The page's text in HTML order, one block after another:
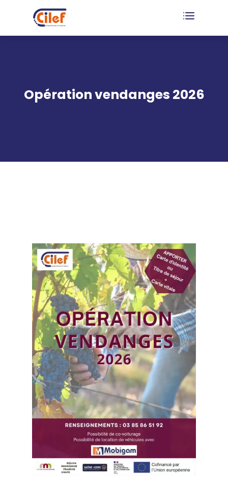
Opération vendanges 2026